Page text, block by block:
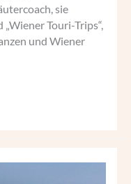
sie
Touri-Trips“,
und Wiener